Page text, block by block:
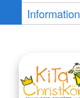
Information